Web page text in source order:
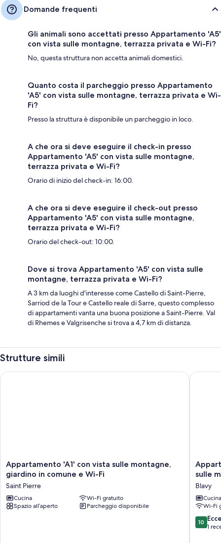
Domande frequenti
Gli animali sono accettati presso Appartamento 'A5'
con vista sulle montagne, terrazza privata e Wi-Fi?
No, questa struttura non accetta animali domestici.
Quanto costa il parcheggio presso Appartamento
'A5' con vista sulle montagne, terrazza privata e Wi-
Fi?
Presso la struttura è disponibile un parcheggio in loco.
A che ora si deve eseguire il check-in presso
Appartamento 'A5' con vista sulle montagne,
terrazza privata e Wi-Fi?
Orario di inizio del check-in: 16:00.
A che ora si deve eseguire il check-out presso
Appartamento 'A5' con vista sulle montagne,
terrazza privata e Wi-Fi?
Orario del check-out: 10:00.
Dove si trova Appartamento 'A5' con vista sulle
montagne, terrazza privata e Wi-Fi?
A 3 km da luoghi d'interesse come Castello di Saint-Pierre,
Sarriod de la Tour e Castello reale di Sarre, questo complesso
di appartamenti vanta una buona posizione a Saint-Pierre. Val
di Rhemes e Valgrisenche si trova a 4,7 km di distanza.
Strutture simili
Appartamento
'A1'
con
vista
sulle
montagne,
Appartamento 'A1' con vista sulle montagne,
giardino in comune e Wi-Fi
Saint Pierre
Cucina
Wi-Fi gratuito
Spazio all’aperto
Parcheggio disponibile
Appartamento 'A1' con vista sulle montagne, giardino in
'Alloggio
Favre'
con
vista
sulle
sulle
Blavy
Cucina
Wi-Fi
10.0
su
10
1